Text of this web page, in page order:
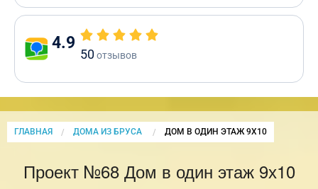
4.9
50отзывов
ГЛАВНАЯ ДОМА ИЗ БРУСА CURRENT:
ДОМ В ОДИН ЭТАЖ 9Х10
Проект №68 Дом в один этаж 9х10